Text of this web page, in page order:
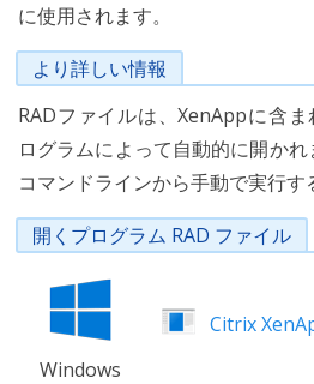
に使用されます。
より詳しい情報
RADファイルは、XenAppに含
ログラムによって自動的に開か
コマンドラインから手動で実行す
開くプログラム RAD ファイル
Windows
Citrix